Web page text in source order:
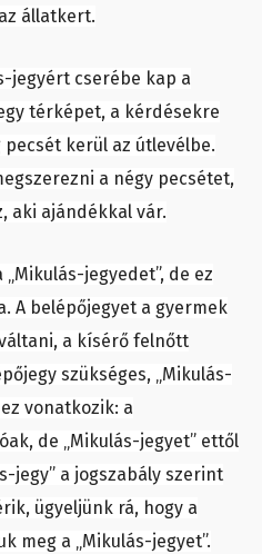
állatkert.
jegyért cserébe kap a
térképet, a kérdésekre
kerül az útlevélbe.
a négy pecsétet,
aki ajándékkal vár.
jegyedet”, de ez
A belépőjegyet a gyermek
a kísérő felnőtt
szükséges, „Mikulás-
vonatkozik: a
de „Mikulás-jegyet” ettől
jegy” a jogszabály szerint
ügyeljünk rá, hogy a
meg a „Mikulás-jegyet”.